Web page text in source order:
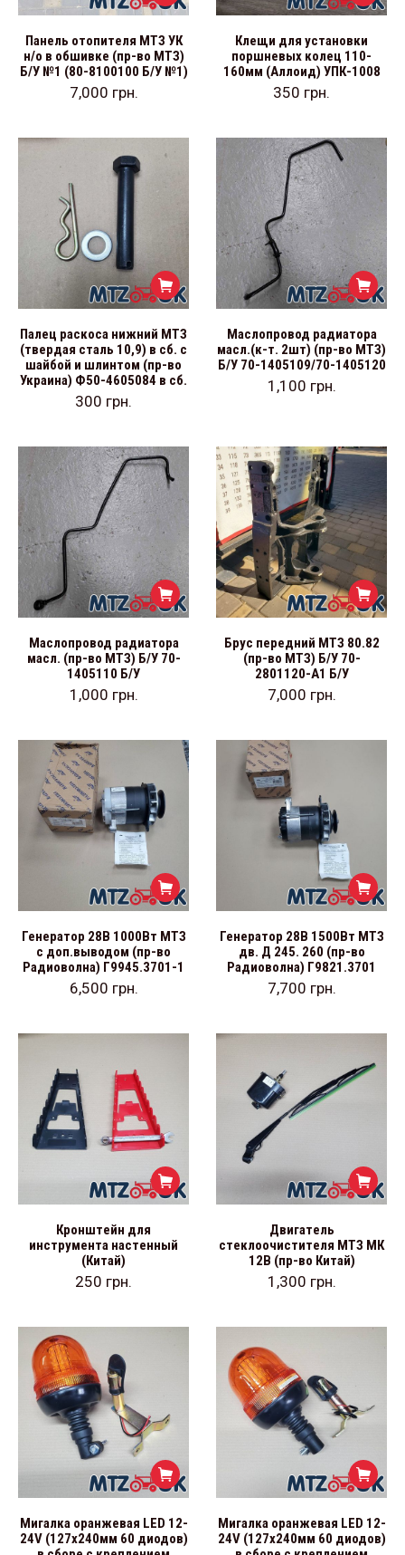
Панель отопителя МТЗ УК
н/о в обшивке (пр-во МТЗ)
Б/У №1 (80-8100100 Б/У №1)
7,000 грн.
Клещи для установки
поршневых колец 110-
160мм (Аллоид) УПК-1008
350 грн.
Палец раскоса нижний МТЗ
(твердая сталь 10,9) в сб. с
шайбой и шлинтом (пр-во
Украина) Ф50-4605084 в сб.
300 грн.
Маслопровод радиатора
масл.(к-т. 2шт) (пр-во МТЗ)
Б/У 70-1405109/70-1405120
1,100 грн.
Маслопровод радиатора
масл. (пр-во МТЗ) Б/У 70-
1405110 Б/У
1,000 грн.
Брус передний МТЗ 80.82
(пр-во МТЗ) Б/У 70-
2801120-А1 Б/У
7,000 грн.
Генератор 28В 1000Вт МТЗ
с доп.выводом (пр-во
Радиоволна) Г9945.3701-1
6,500 грн.
Генератор 28В 1500Вт МТЗ
дв. Д 245. 260 (пр-во
Радиоволна) Г9821.3701
7,700 грн.
Кронштейн для
инструмента настенный
(Китай)
250 грн.
Двигатель
стеклоочистителя МТЗ МК
12В (пр-во Китай)
1,300 грн.
Мигалка оранжевая LED 12-
24V (127х240мм 60 диодов)
Мигалка оранжевая LED 12-
24V (127х240мм 60 диодов)